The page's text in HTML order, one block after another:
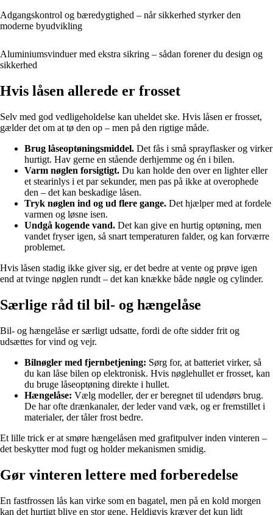
Adgangskontrol og bæredygtighed – når sikkerhed styrker den
moderne byudvikling
Aluminiumsvinduer med ekstra sikring – sådan forener du design og
sikkerhed
Hvis låsen allerede er frosset
Selv med god vedligeholdelse kan uheldet ske. Hvis låsen er frosset,
gælder det om at tø den op – men på den rigtige måde.
Brug låseoptøningsmiddel. Det fås i små sprayflasker og virker
hurtigt. Hav gerne en stående derhjemme og én i bilen.
Varm nøglen forsigtigt. Du kan holde den over en lighter eller
et stearinlys i et par sekunder, men pas på ikke at overophede
den – det kan beskadige låsen.
Tryk nøglen ind og ud flere gange. Det hjælper med at fordele
varmen og løsne isen.
Undgå kogende vand. Det kan give en hurtig optøning, men
vandet fryser igen, så snart temperaturen falder, og kan forværre
problemet.
Hvis låsen stadig ikke giver sig, er det bedre at vente og prøve igen
end at tvinge nøglen rundt – det kan knække både nøgle og cylinder.
Særlige råd til bil- og hængelåse
Bil- og hængelåse er særligt udsatte, fordi de ofte sidder frit og
udsættes for vind og vejr.
Bilnøgler med fjernbetjening: Sørg for, at batteriet virker, så
du kan låse bilen op elektronisk. Hvis nøglehullet er frosset, kan
du bruge låseoptøning direkte i hullet.
Hængelåse: Vælg modeller, der er beregnet til udendørs brug.
De har ofte drænkanaler, der leder vand væk, og er fremstillet i
materialer, der tåler frost bedre.
Et lille trick er at smøre hængelåsen med grafitpulver inden vinteren –
det beskytter mod fugt og holder mekanismen smidig.
Gør vinteren lettere med forberedelse
En fastfrossen lås kan virke som en bagatel, men på en kold morgen
kan det hurtigt blive en stor gene. Heldigvis kræver det kun lidt